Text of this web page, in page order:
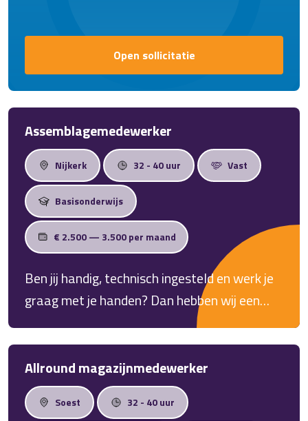
Open sollicitatie
Assemblagemedewerker
Nijkerk 32 - 40 uur Vast
Basisonderwijs
€ 2.500 — 3.500 per maand
Ben jij handig, technisch ingesteld en werk je
graag met je handen? Dan hebben wij een
Allround magazijnmedewerker
Soest 32 - 40 uur